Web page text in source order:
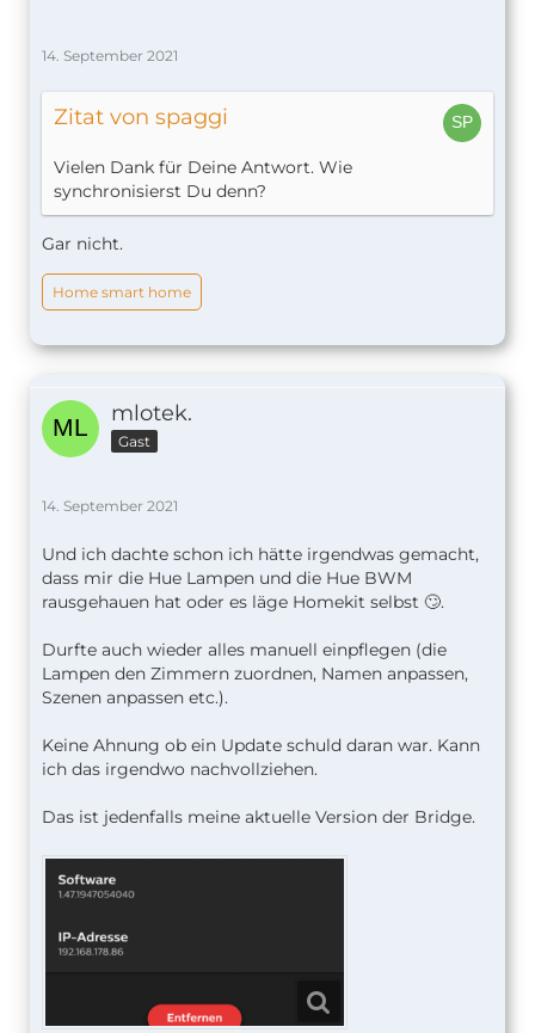
14. September 2021
Zitat von spaggi
Vielen Dank für Deine Antwort. Wie
synchronisierst Du denn?
Gar nicht.
Home smart home
mlotek.
Gast
14. September 2021
Und ich dachte schon ich hätte irgendwas gemacht,
dass mir die Hue Lampen und die Hue BWM
rausgehauen hat oder es läge Homekit selbst 🙄.
Durfte auch wieder alles manuell einpflegen (die
Lampen den Zimmern zuordnen, Namen anpassen,
Szenen anpassen etc.).
Keine Ahnung ob ein Update schuld daran war. Kann
ich das irgendwo nachvollziehen.
Das ist jedenfalls meine aktuelle Version der Bridge.